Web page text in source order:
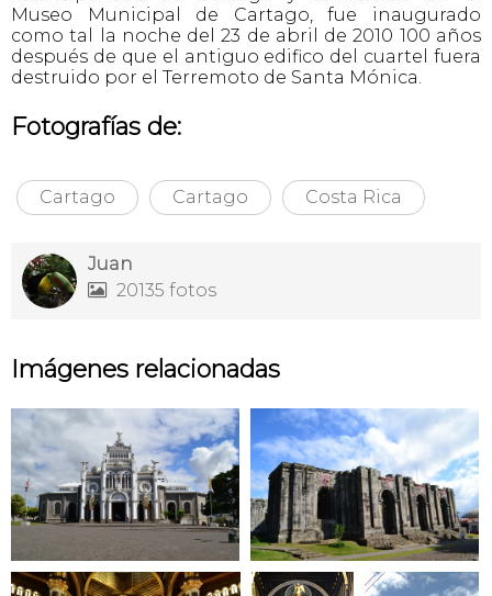
Museo Municipal de Cartago, fue inaugurado
como tal la noche del 23 de abril de 2010 100 años
después de que el antiguo edifico del cuartel fuera
destruido por el Terremoto de Santa Mónica.
Fotografías de:
Cartago Cartago Costa Rica
Juan
 20135 fotos
Imágenes relacionadas